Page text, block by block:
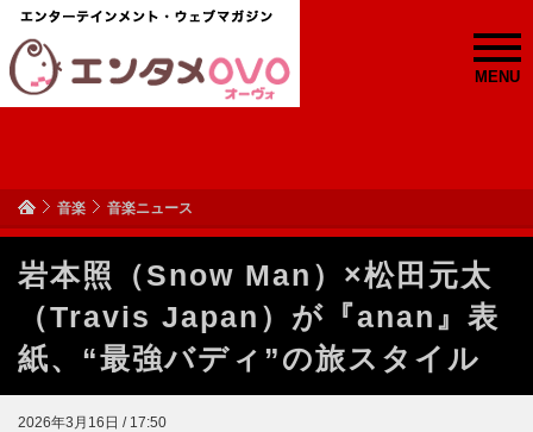
MENU
音楽 音楽ニュース
岩本照（Snow Man）×松田元太
（Travis Japan）が『anan』表
紙、“最強バディ”の旅スタイル
2026年3月16日 / 17:50